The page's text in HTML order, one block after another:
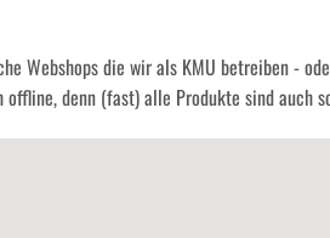
Webshops die wir als KMU betreiben -
denn (fast) alle Produkte sind auch